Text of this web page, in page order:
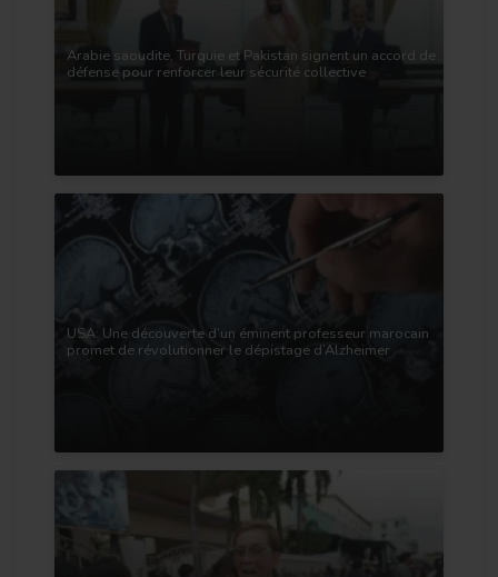
Arabie saoudite, Turquie et Pakistan signent un accord de
défense pour renforcer leur sécurité collective
USA: Une découverte d’un éminent professeur marocain
promet de révolutionner le dépistage d’Alzheimer